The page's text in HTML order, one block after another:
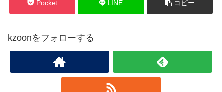
Pocket LINE コピー
kzoonをフォローする